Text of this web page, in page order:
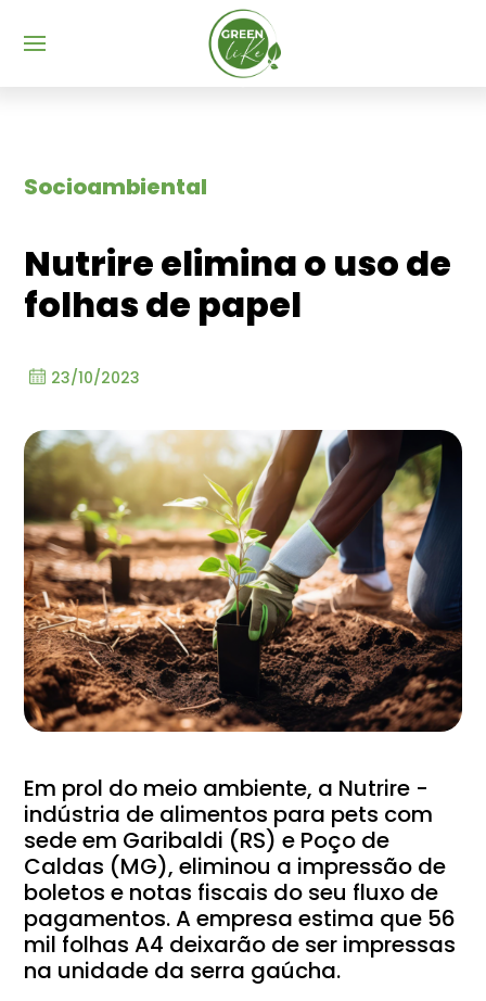
Socioambiental
Nutrire elimina o uso de
folhas de papel
23/10/2023
Em prol do meio ambiente, a Nutrire -
indústria de alimentos para pets com
sede em Garibaldi (RS) e Poço de
Caldas (MG), eliminou a impressão de
boletos e notas fiscais do seu fluxo de
pagamentos. A empresa estima que 56
mil folhas A4 deixarão de ser impressas
na unidade da serra gaúcha.